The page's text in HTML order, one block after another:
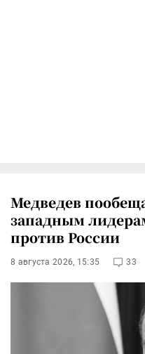
Медведев
западным
против России
8 августа 2026, 15:35 33